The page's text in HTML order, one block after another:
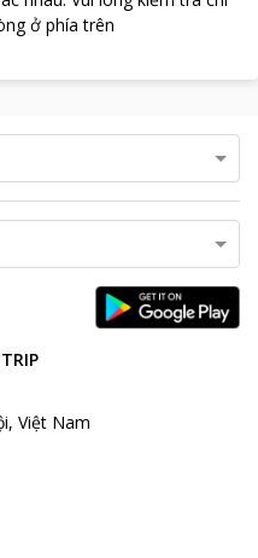
ở phía trên
Việt Nam